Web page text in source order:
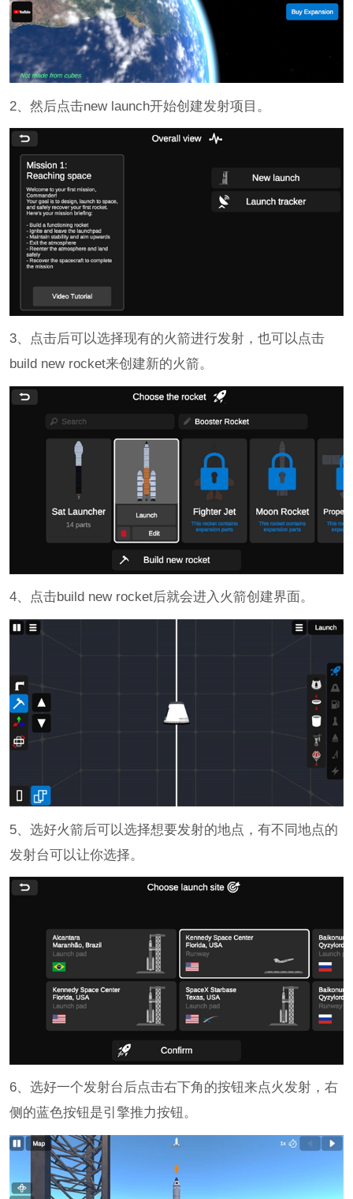
2、然后点击new launch开始创建发射项目。
3、点击后可以选择现有的火箭进行发射，也可以点击
build new rocket来创建新的火箭。
4、点击build new rocket后就会进入火箭创建界面。
5、选好火箭后可以选择想要发射的地点，有不同地点的
发射台可以让你选择。
6、选好一个发射台后点击右下角的按钮来点火发射，右
侧的蓝色按钮是引擎推力按钮。